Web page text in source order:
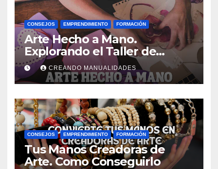
CONSEJOS EMPRENDIMIENTO FORMACIÓN
Arte Hecho a Mano.
Explorando el Taller de
Manualidades de Ana Gual.
CREANDO MANUALIDADES
CONSEJOS EMPRENDIMIENTO FORMACIÓN
Tus Manos Creadoras de
Arte. Como Conseguirlo